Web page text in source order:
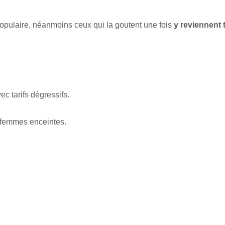
néanmoins ceux qui la goutent une fois y reviennent
tarifs dégressifs.
enceintes.